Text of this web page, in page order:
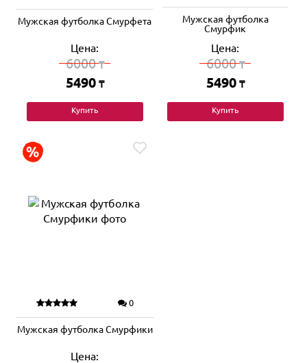
Мужская футболка Смурфета
Цена:
6000₸
5490 ₸
Купить
Мужская футболка
Смурфик
Цена:
6000₸
5490 ₸
Купить
0
Мужская футболка Смурфики
Цена: